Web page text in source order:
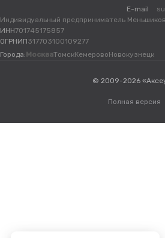
E-mail
Индивидуальный предприниматель
ИНН701745175857
ОГРНИП317703100109277
Города: МоскваТомскКемеровоНовокузнецк
© 2009-2026
Полная версия